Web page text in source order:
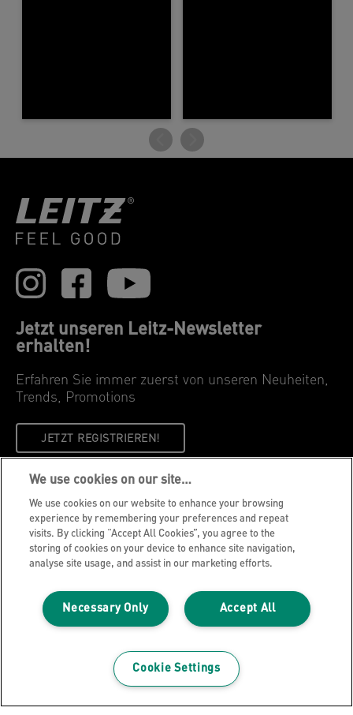
Jetzt unseren Leitz-Newsletter
erhalten!
Erfahren Sie immer zuerst von unseren Neuheiten,
Trends, Promotions
JETZT REGISTRIEREN!
Cookie Richtlinie
Legal Notice
Impressum
Meine Daten verwalten
Über Leitz
We use cookies on our site…
We use cookies on our website to enhance your browsing
experience by remembering your preferences and repeat
visits. By clicking “Accept All Cookies”, you agree to the
storing of cookies on your device to enhance site navigation,
analyse site usage, and assist in our marketing efforts.
Accept All
Necessary Only
Cookie Settings